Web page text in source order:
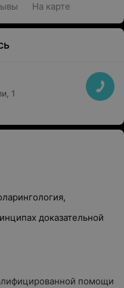
На карте
1
доказательной
помощи